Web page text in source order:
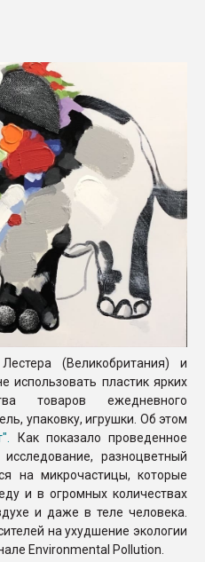
(Великобритания) и
использовать пластик ярких
товаров ежедневного
упаковку, игрушки. Об этом
Как показало проведенное
разноцветный
на микрочастицы, которые
и в огромных количествах
и даже в теле человека.
на ухудшение экологии
Environmental Pollution.